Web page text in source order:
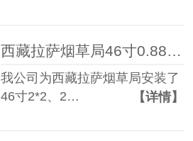
西藏拉萨烟草局46寸0.88mm 2*2+2*3两套液晶拼接屏
我公司为西藏拉萨烟草局安装了
46寸2*2、2…
【详情】